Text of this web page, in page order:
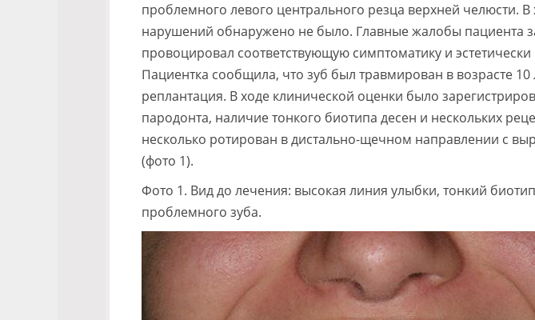
проблемного левого центрального резца верхней челюсти.
нарушений обнаружено не было. Главные жалобы пациента
провоцировал соответствующую симптоматику и
Пациентка сообщила, что зуб был травмирован в возрасте
реплантация. В ходе клинической оценки было
пародонта, наличие тонкого биотипа десен и нескольких
несколько ротирован в дистально-щечном направлении с
(фото 1).
Фото 1. Вид до лечения: высокая линия улыбки, тонкий
проблемного зуба.